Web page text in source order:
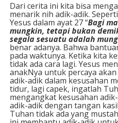
Dari cerita ini kita bisa
menarik nih adik-adik.
Yesus dalam ayat 27 “Bagi
mungkin, tetapi bukan
segala sesuatu adalah
benar adanya. Bahwa
pada waktunya. Ketika kita
tidak ada cara lagi. Yesus
anakNya untuk percaya
adik-adik dalam kesusahan
tidur, lagi capek, ingatlah
mengangkat kesusahan
adik-adik dengan tangan
Tuhan tidak ada yang